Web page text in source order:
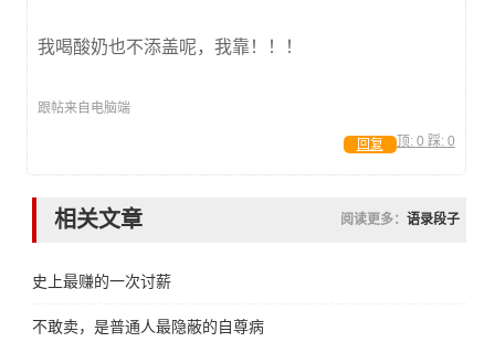
我喝酸奶也不添盖呢，我靠！！！
跟帖来自电脑端
顶: 0 踩: 0
回复
相关文章 阅读更多： 语录段子
史上最赚的一次讨薪
不敢卖，是普通人最隐蔽的自尊病